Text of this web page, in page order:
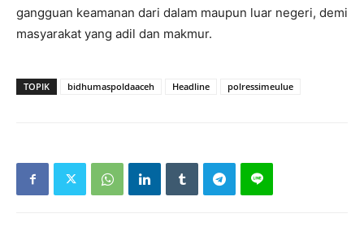
gangguan keamanan dari dalam maupun luar negeri, demi
masyarakat yang adil dan makmur.
TOPIK bidhumaspoldaaceh Headline polressimeulue